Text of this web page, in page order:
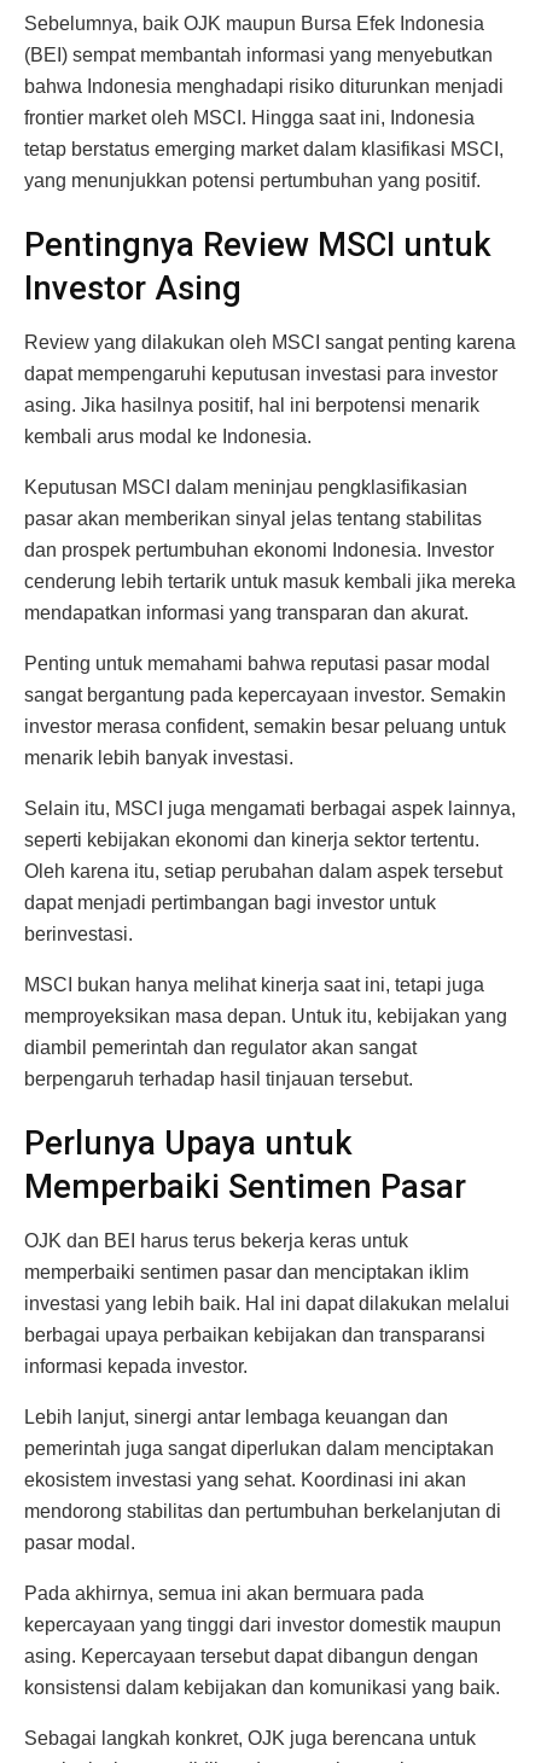
Sebelumnya, baik OJK maupun Bursa Efek Indonesia
(BEI) sempat membantah informasi yang menyebutkan
bahwa Indonesia menghadapi risiko diturunkan menjadi
frontier market oleh MSCI. Hingga saat ini, Indonesia
tetap berstatus emerging market dalam klasifikasi MSCI,
yang menunjukkan potensi pertumbuhan yang positif.
Pentingnya Review MSCI untuk
Investor Asing
Review yang dilakukan oleh MSCI sangat penting karena
dapat mempengaruhi keputusan investasi para investor
asing. Jika hasilnya positif, hal ini berpotensi menarik
kembali arus modal ke Indonesia.
Keputusan MSCI dalam meninjau pengklasifikasian
pasar akan memberikan sinyal jelas tentang stabilitas
dan prospek pertumbuhan ekonomi Indonesia. Investor
cenderung lebih tertarik untuk masuk kembali jika mereka
mendapatkan informasi yang transparan dan akurat.
Penting untuk memahami bahwa reputasi pasar modal
sangat bergantung pada kepercayaan investor. Semakin
investor merasa confident, semakin besar peluang untuk
menarik lebih banyak investasi.
Selain itu, MSCI juga mengamati berbagai aspek lainnya,
seperti kebijakan ekonomi dan kinerja sektor tertentu.
Oleh karena itu, setiap perubahan dalam aspek tersebut
dapat menjadi pertimbangan bagi investor untuk
berinvestasi.
MSCI bukan hanya melihat kinerja saat ini, tetapi juga
memproyeksikan masa depan. Untuk itu, kebijakan yang
diambil pemerintah dan regulator akan sangat
berpengaruh terhadap hasil tinjauan tersebut.
Perlunya Upaya untuk
Memperbaiki Sentimen Pasar
OJK dan BEI harus terus bekerja keras untuk
memperbaiki sentimen pasar dan menciptakan iklim
investasi yang lebih baik. Hal ini dapat dilakukan melalui
berbagai upaya perbaikan kebijakan dan transparansi
informasi kepada investor.
Lebih lanjut, sinergi antar lembaga keuangan dan
pemerintah juga sangat diperlukan dalam menciptakan
ekosistem investasi yang sehat. Koordinasi ini akan
mendorong stabilitas dan pertumbuhan berkelanjutan di
pasar modal.
Pada akhirnya, semua ini akan bermuara pada
kepercayaan yang tinggi dari investor domestik maupun
asing. Kepercayaan tersebut dapat dibangun dengan
konsistensi dalam kebijakan dan komunikasi yang baik.
Sebagai langkah konkret, OJK juga berencana untuk